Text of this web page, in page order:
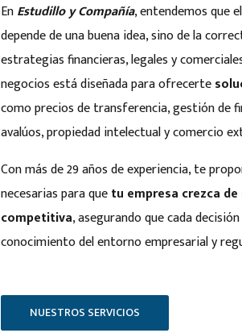
EnEstudillo y Compañía, entendemos que
depende de una buena idea, sino de la
estrategias financieras, legales y
negocios está diseñada para ofrecerte
como precios de transferencia, gestión de
avalúos, propiedad intelectual y comercio
Con más de 29 años de experiencia, te
necesarias para quetu empresa crezca
competitiva, asegurando que cada
conocimiento del entorno empresarial y
NUESTROS SERVICIOS